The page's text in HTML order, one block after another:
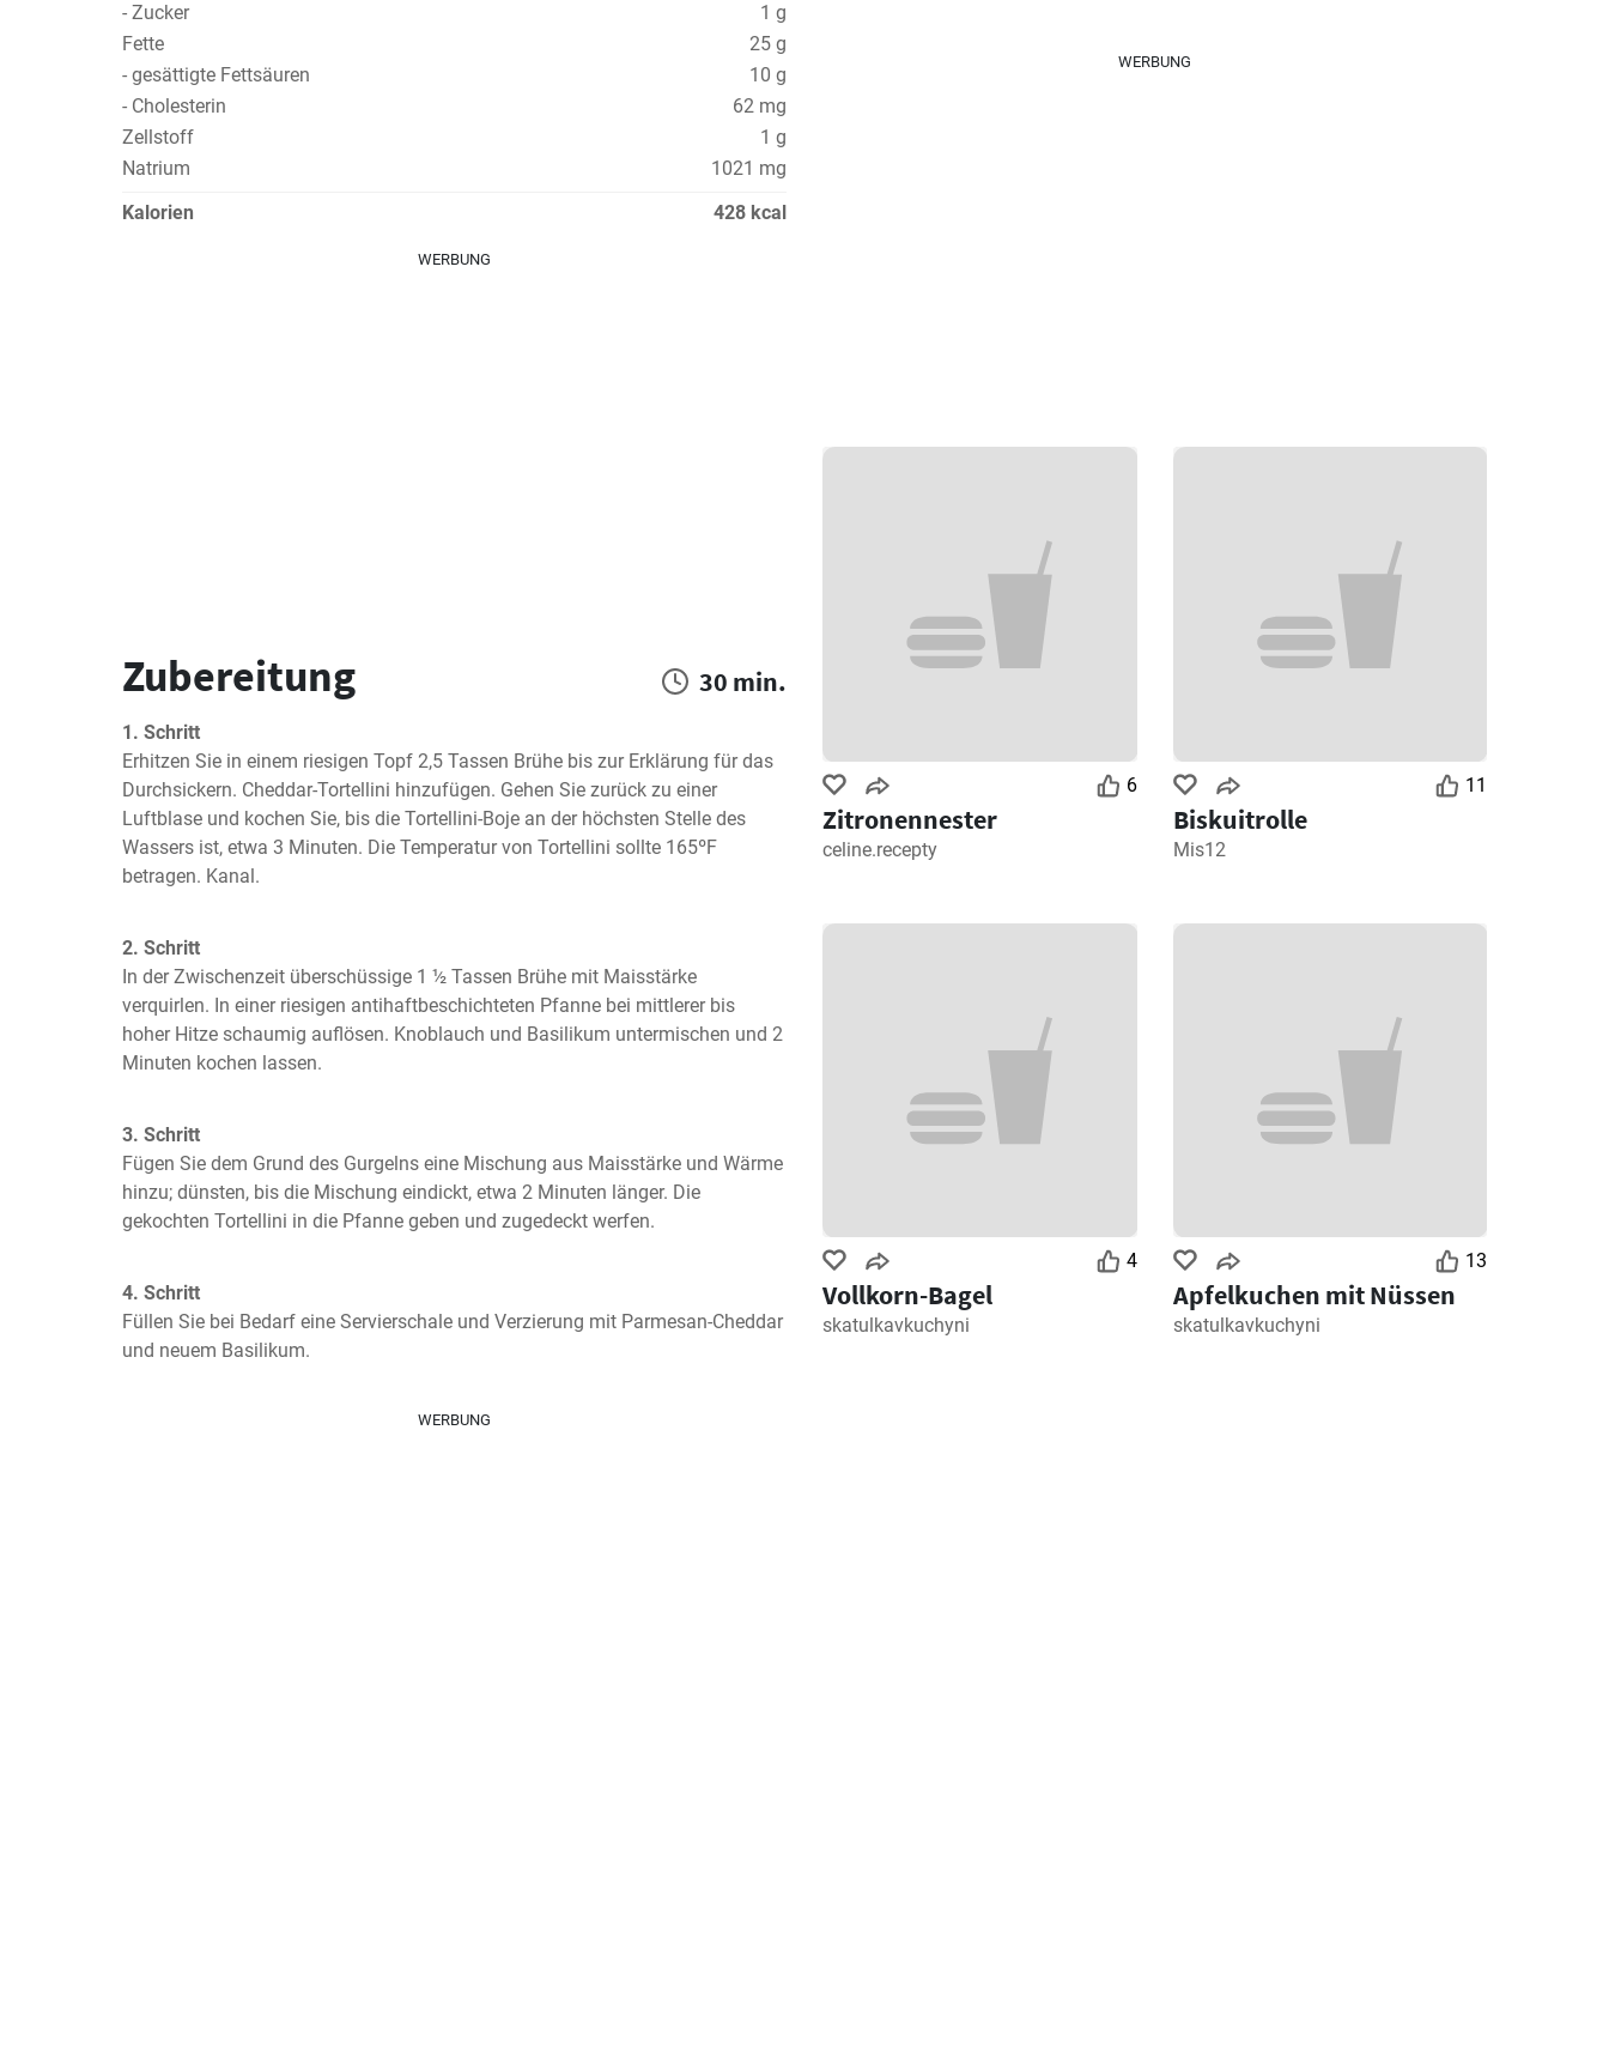
- Zucker
1 g
Fette
25 g
- gesättigte Fettsäuren
10 g
- Cholesterin
62 mg
Zellstoff
1 g
Natrium
1021 mg
Kalorien
428 kcal
WERBUNG
Zubereitung 30 min.
1. Schritt
Erhitzen Sie in einem riesigen Topf 2,5 Tassen Brühe bis zur Erklärung für das
Durchsickern. Cheddar-Tortellini hinzufügen. Gehen Sie zurück zu einer
Luftblase und kochen Sie, bis die Tortellini-Boje an der höchsten Stelle des
Wassers ist, etwa 3 Minuten. Die Temperatur von Tortellini sollte 165ºF
betragen. Kanal.
2. Schritt
In der Zwischenzeit überschüssige 1 ½ Tassen Brühe mit Maisstärke
verquirlen. In einer riesigen antihaftbeschichteten Pfanne bei mittlerer bis
hoher Hitze schaumig auflösen. Knoblauch und Basilikum untermischen und 2
Minuten kochen lassen.
3. Schritt
Fügen Sie dem Grund des Gurgelns eine Mischung aus Maisstärke und Wärme
hinzu; dünsten, bis die Mischung eindickt, etwa 2 Minuten länger. Die
gekochten Tortellini in die Pfanne geben und zugedeckt werfen.
4. Schritt
Füllen Sie bei Bedarf eine Servierschale und Verzierung mit Parmesan-Cheddar
und neuem Basilikum.
WERBUNG
WERBUNG
6
Zitronennester
celine.recepty
11
Biskuitrolle
Mis12
4
Vollkorn-Bagel
skatulkavkuchyni
13
Apfelkuchen mit Nüssen
skatulkavkuchyni